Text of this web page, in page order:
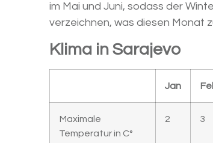
im Mai und Juni, sodass der
verzeichnen, was diesen Monat
Klima in Sarajevo
Jan
Maximale
Temperatur in C°
2 3